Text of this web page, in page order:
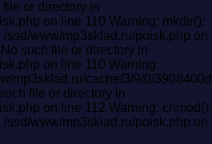
or directory in
on line 110 Warning: mkdir():
ssd/www/mp3sklad.ru/poisk.php on
such file or directory in
on line 110 Warning:
mp3sklad.ru/cache/3/9/0/
file or directory in
on line 112 Warning: chmod():
ssd/www/mp3sklad.ru/poisk.php on